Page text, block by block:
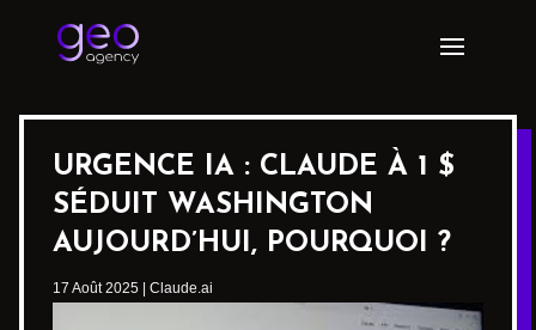
URGENCE IA : CLAUDE À 1 $
SÉDUIT WASHINGTON
AUJOURD’HUI, POURQUOI ?
17 Août 2025 Claude.ai